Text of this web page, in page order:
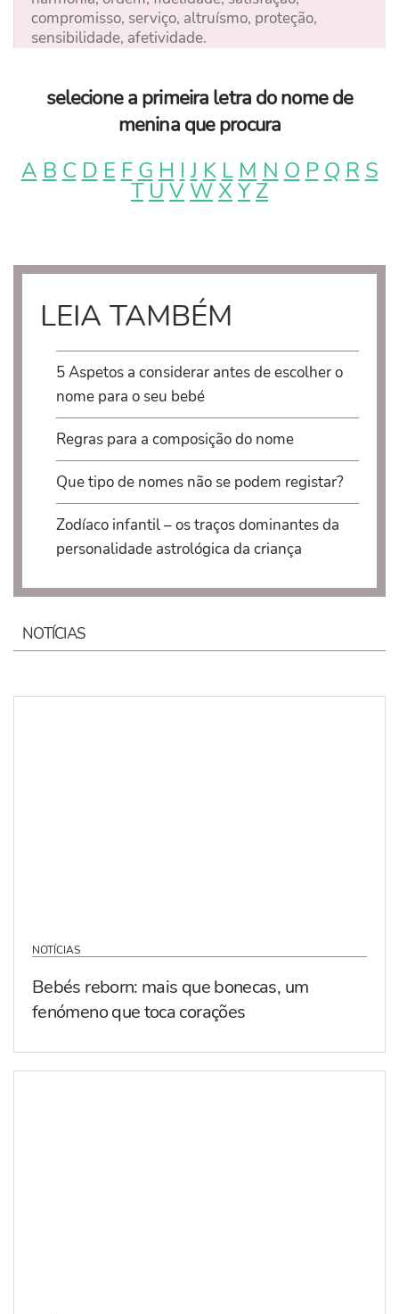
compromisso, serviço, altruísmo, proteção,
sensibilidade, afetividade.
selecione a primeira letra do nome de
menina que procura
A B C D E F G H I J K L M N O P Q R S
TUVW XYZ
LEIA TAMBÉM
5 Aspetos a considerar antes de escolher o
nome para o seu bebé
Regras para a composição do nome
Que tipo de nomes não se podem registar?
Zodíaco infantil – os traços dominantes da
personalidade astrológica da criança
NOTÍCIAS
NOTÍCIAS
Bebés reborn: mais que bonecas, um
fenómeno que toca corações